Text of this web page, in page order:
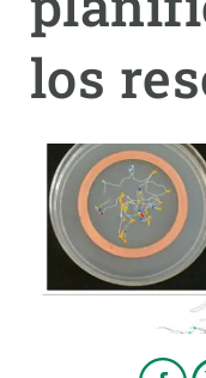
los
PARTICIPA